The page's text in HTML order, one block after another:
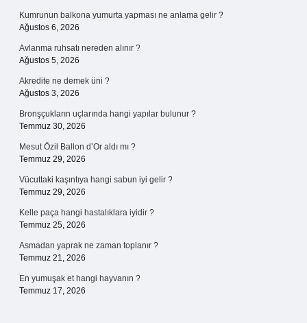
Kumrunun balkona yumurta yapması ne anlama gelir ?
Ağustos 6, 2026
Avlanma ruhsatı nereden alınır ?
Ağustos 5, 2026
Akredite ne demek üni ?
Ağustos 3, 2026
Bronşçukların uçlarında hangi yapılar bulunur ?
Temmuz 30, 2026
Mesut Özil Ballon d’Or aldı mı ?
Temmuz 29, 2026
Vücuttaki kaşıntıya hangi sabun iyi gelir ?
Temmuz 29, 2026
Kelle paça hangi hastalıklara iyidir ?
Temmuz 25, 2026
Asmadan yaprak ne zaman toplanır ?
Temmuz 21, 2026
En yumuşak et hangi hayvanın ?
Temmuz 17, 2026